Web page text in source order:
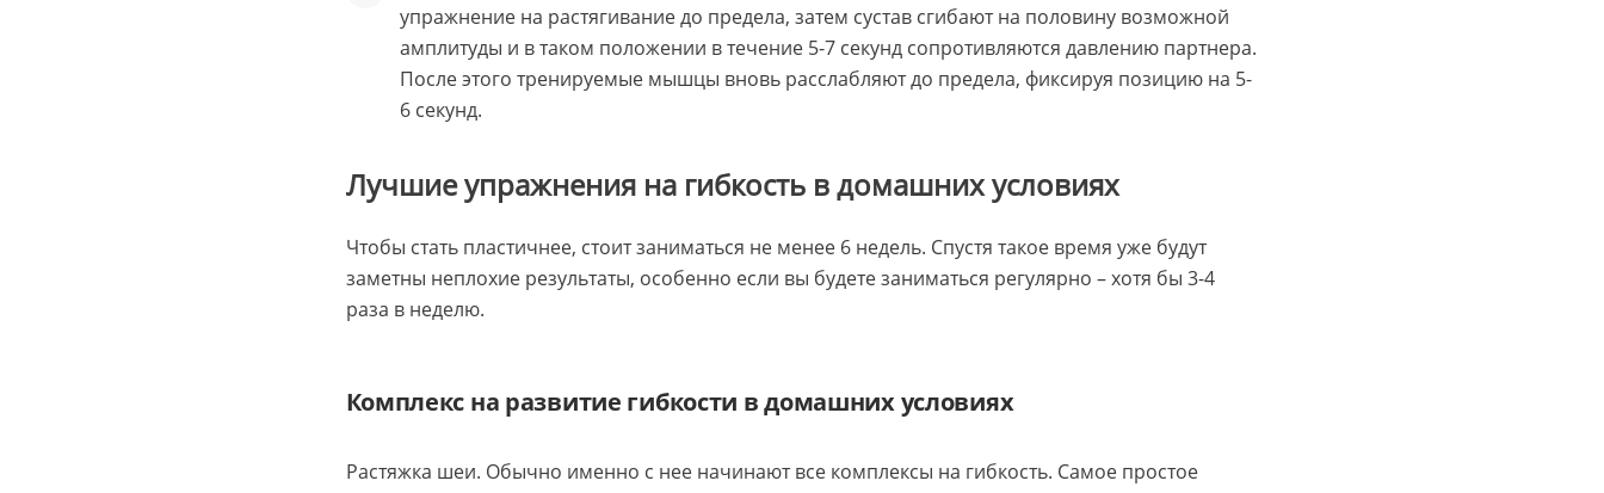
упражнение на растягивание до предела, затем сустав сгибают на половину возможной
амплитуды и в таком положении в течение 5-7 секунд сопротивляются давлению партнера.
После этого тренируемые мышцы вновь расслабляют до предела, фиксируя позицию на 5-
6 секунд.
Лучшие упражнения на гибкость в домашних условиях
Чтобы стать пластичнее, стоит заниматься не менее 6 недель. Спустя такое время уже будут
заметны неплохие результаты, особенно если вы будете заниматься регулярно – хотя бы 3-4
раза в неделю.
Комплекс на развитие гибкости в домашних условиях
Растяжка шеи. Обычно именно с нее начинают все комплексы на гибкость. Самое простое